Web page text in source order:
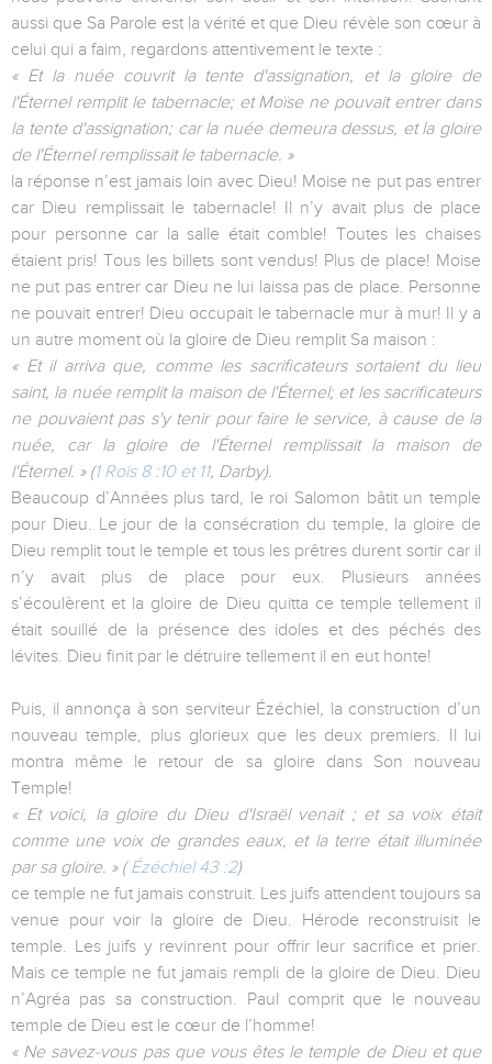
aussi que Sa Parole est la vérité et que Dieu révèle son cœur à
celui qui a faim, regardons attentivement le texte :
« Et la nuée couvrit la tente d'assignation, et la gloire de
l'Éternel remplit le tabernacle; et Moïse ne pouvait entrer dans
la tente d'assignation; car la nuée demeura dessus, et la gloire
de l'Éternel remplissait le tabernacle. »
la réponse n’est jamais loin avec Dieu! Moise ne put pas entrer
car Dieu remplissait le tabernacle! Il n’y avait plus de place
pour personne car la salle était comble! Toutes les chaises
étaient pris! Tous les billets sont vendus! Plus de place! Moise
ne put pas entrer car Dieu ne lui laissa pas de place. Personne
ne pouvait entrer! Dieu occupait le tabernacle mur à mur! Il y a
un autre moment où la gloire de Dieu remplit Sa maison :
« Et il arriva que, comme les sacrificateurs sortaient du lieu
saint, la nuée remplit la maison de l'Éternel; et les sacrificateurs
ne pouvaient pas s'y tenir pour faire le service, à cause de la
nuée, car la gloire de l'Éternel remplissait la maison de
l'Éternel. » (1 Rois 8 :10 et 11, Darby).
Beaucoup d’Années plus tard, le roi Salomon bâtit un temple
pour Dieu. Le jour de la consécration du temple, la gloire de
Dieu remplit tout le temple et tous les prêtres durent sortir car il
n’y avait plus de place pour eux. Plusieurs années
s’écoulèrent et la gloire de Dieu quitta ce temple tellement il
était souillé de la présence des idoles et des péchés des
lévites. Dieu finit par le détruire tellement il en eut honte!
Puis, il annonça à son serviteur Ézéchiel, la construction d’un
nouveau temple, plus glorieux que les deux premiers. Il lui
montra même le retour de sa gloire dans Son nouveau
Temple!
« Et voici, la gloire du Dieu d'Israël venait ; et sa voix était
comme une voix de grandes eaux, et la terre était illuminée
par sa gloire. » (Ézéchiel 43 :2)
ce temple ne fut jamais construit. Les juifs attendent toujours sa
venue pour voir la gloire de Dieu. Hérode reconstruisit le
temple. Les juifs y revinrent pour offrir leur sacrifice et prier.
Mais ce temple ne fut jamais rempli de la gloire de Dieu. Dieu
n’Agréa pas sa construction. Paul comprit que le nouveau
temple de Dieu est le cœur de l’homme!
« Ne savez-vous pas que vous êtes le temple de Dieu et que